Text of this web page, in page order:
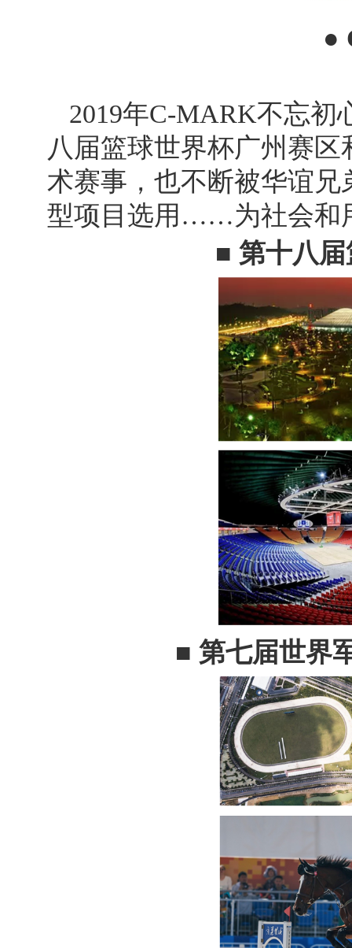
●
2019年C-MARK不忘
八届篮球世界杯广州赛
术赛事，也不断被华谊
型项目选用……为社会和
■ 第十八
■ 第七届世界